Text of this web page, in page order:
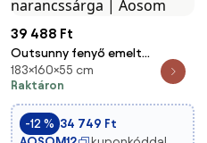
39 488 Ft
Outsunny fenyő emelt
virágláda léckerettel és
tetővel, futónövényeknek,
erkélyre és kertbe, 160 × 55 × 183
cm — narancssárga | Aosom
183×160×55 cm
Raktáron
-12 % 34 749 Ft